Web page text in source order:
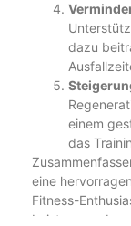
dazu
einem
das
eine
Fitness-
Leistung